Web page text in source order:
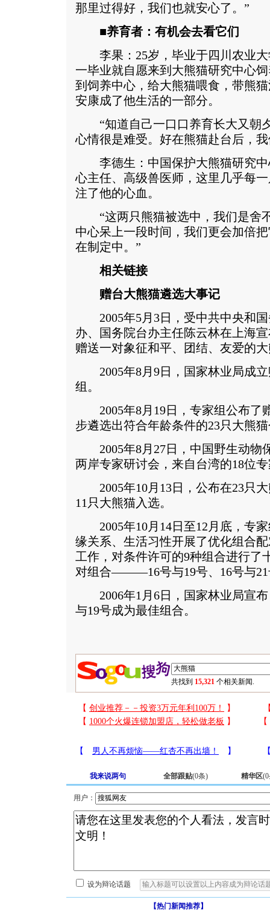
那里过得好，我们也就安心了。”
■养育者：有机会去看它们
李果：25岁，毕业于四川农业大
一毕业就自愿来到大熊猫研究中心
到饲养中心，给大熊猫喂食，带熊
安康成了他生活的一部分。
“知道自己一口口养育长大又朝
心情很是难受。好在熊猫赴台后，
李德生：中国保护大熊猫研究中
心主任、高级兽医师，这里几乎每
注了他的心血。
“这两只熊猫被选中，我们是舍
中心呆上一段时间，我们更会加倍
在制定中。”
相关链接
赠台大熊猫遴选大事记
2005年5月3日，受中共中央和国
办、国务院台办主任陈云林在上海
赠送一对象征和平、团结、友爱的
2005年8月9日，国家林业局成立
组。
2005年8月19日，专家组公布了
步遴选出符合年龄条件的23只大熊
2005年8月27日，中国野生动物
两岸专家研讨会，来自台湾的18位
2005年10月13日，公布在23只大
11只大熊猫入选。
2005年10月14日至12月底，专家
缘关系、生活习性开展了优化组合
工作，对条件许可的9种组合进行了
对组合———16号与19号、16号与21
2006年1月6日，国家林业局宣布
与19号成为最佳组合。
共找到 15,321 个相关新闻.
我来说两句 全部跟贴(0条) 精华区(0
用户：
设为辩论话题
【热门新闻推荐】